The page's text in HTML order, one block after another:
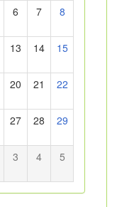
6 7 8
13 14 15
20 21 22
27 28 29
3 4 5